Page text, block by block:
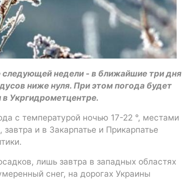
недели - в ближайшие три дня
ниже нуля. При этом погода будет
Укргидрометцентре.
с температурой ночью 17-22 °, местами
и в Закарпатье и Прикарпатье
лишь завтра в западных областях
снег, на дорогах Украины